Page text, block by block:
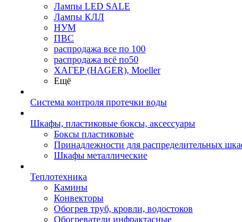
Лампы LED SALE
Лампы КЛЛ
НУМ
ПВС
распродажа все по 100
распродажа всё по50
ХАГЕР (HAGER), Moeller
Ещё
Система контроля протечки воды
Шкафы, пластиковые боксы, аксессуары
Боксы пластиковые
Принадлежности для распределительных
Шкафы металлические
Теплотехника
Камины
Конвекторы
Обогрев труб, кровли, водостоков
Обогреватели инфрактасные